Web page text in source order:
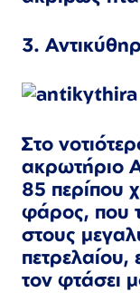
3.
Στο
ακρωτήριο
85 περίπου
φάρος, που
στους
τον φτάσει